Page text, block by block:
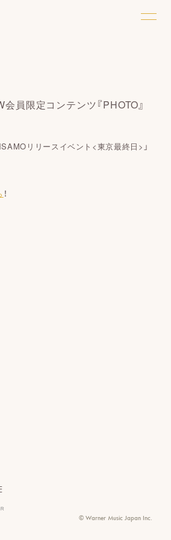
会員限定コンテンツ『PHOTO』
リリースイベント<東京最終日>」
！
© Warner Music Japan Inc.